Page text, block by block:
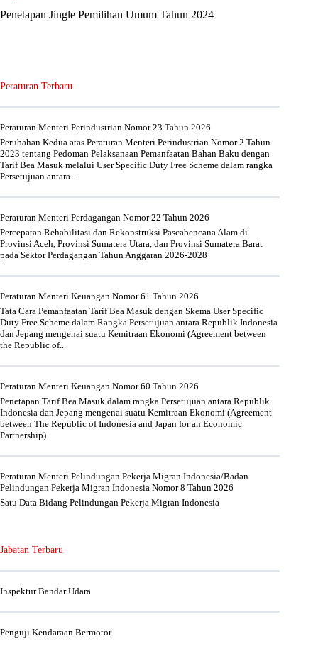
Penetapan Jingle Pemilihan Umum Tahun 2024
Peraturan Terbaru
Peraturan Menteri Perindustrian Nomor 23 Tahun 2026
Perubahan Kedua atas Peraturan Menteri Perindustrian Nomor 2 Tahun
2023 tentang Pedoman Pelaksanaan Pemanfaatan Bahan Baku dengan
Tarif Bea Masuk melalui User Specific Duty Free Scheme dalam rangka
Persetujuan antara...
Peraturan Menteri Perdagangan Nomor 22 Tahun 2026
Percepatan Rehabilitasi dan Rekonstruksi Pascabencana Alam di
Provinsi Aceh, Provinsi Sumatera Utara, dan Provinsi Sumatera Barat
pada Sektor Perdagangan Tahun Anggaran 2026-2028
Peraturan Menteri Keuangan Nomor 61 Tahun 2026
Tata Cara Pemanfaatan Tarif Bea Masuk dengan Skema User Specific
Duty Free Scheme dalam Rangka Persetujuan antara Republik Indonesia
dan Jepang mengenai suatu Kemitraan Ekonomi (Agreement between
the Republic of...
Peraturan Menteri Keuangan Nomor 60 Tahun 2026
Penetapan Tarif Bea Masuk dalam rangka Persetujuan antara Republik
Indonesia dan Jepang mengenai suatu Kemitraan Ekonomi (Agreement
between The Republic of Indonesia and Japan for an Economic
Partnership)
Peraturan Menteri Pelindungan Pekerja Migran Indonesia/Badan
Pelindungan Pekerja Migran Indonesia Nomor 8 Tahun 2026
Satu Data Bidang Pelindungan Pekerja Migran Indonesia
Jabatan Terbaru
Inspektur Bandar Udara
Penguji Kendaraan Bermotor